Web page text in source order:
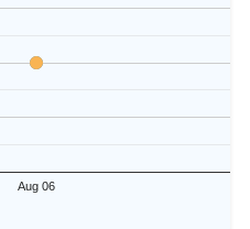
Aug 06